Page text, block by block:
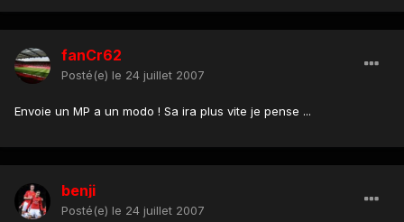
fanCr62
Posté(e) le 24 juillet 2007
Envoie un MP a un modo ! Sa ira plus vite je pense ...
benji
Posté(e) le 24 juillet 2007